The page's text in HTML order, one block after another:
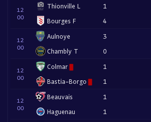
12
00
Thionville L
Bourges F
1
4
12
00
Aulnoye
Chambly T
3
0
12
00
Colmar
Bastia-Borgo
1
1
12
00
Beauvais
Haguenau
1
1